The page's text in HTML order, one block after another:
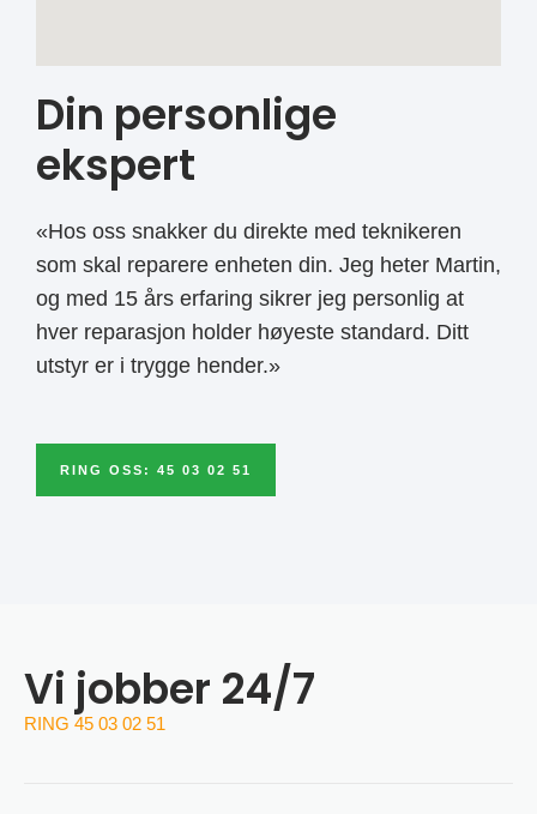
Din personlige
ekspert
«Hos oss snakker du direkte med teknikeren
som skal reparere enheten din. Jeg heter Martin,
og med 15 års erfaring sikrer jeg personlig at
hver reparasjon holder høyeste standard. Ditt
utstyr er i trygge hender.»
RING OSS: 45 03 02 51
Vi jobber 24/7
RING 45 03 02 51